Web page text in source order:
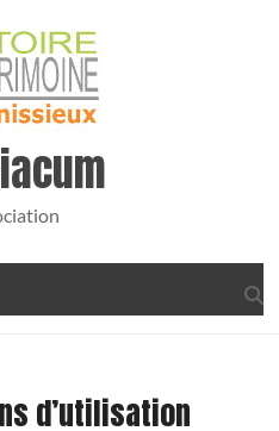
d’utilisation